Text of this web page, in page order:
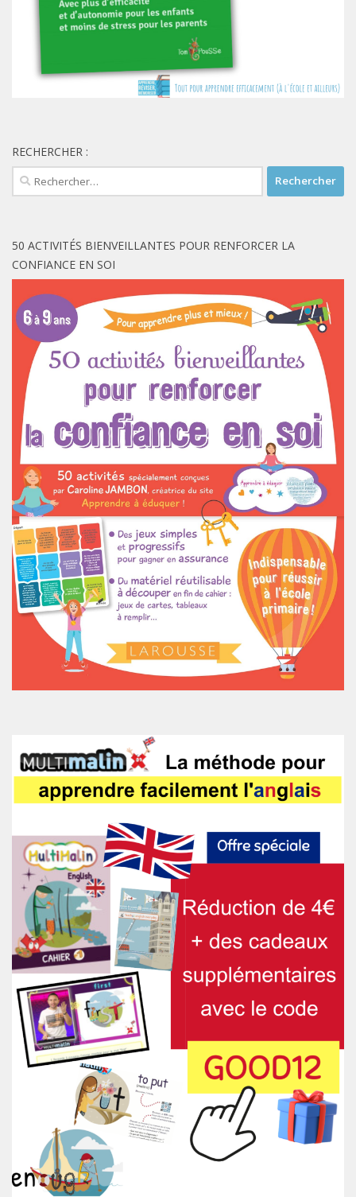
RECHERCHER :
Rechercher :
50 ACTIVITÉS BIENVEILLANTES POUR RENFORCER LA
CONFIANCE EN SOI